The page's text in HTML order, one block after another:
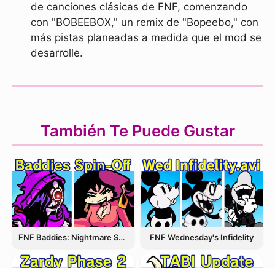
de canciones clásicas de FNF, comenzando
con "BOBEEBOX," un remix de "Bopeebo," con
más pistas planeadas a medida que el mod se
desarrolle.
También Te Puede Gustar
FNF Baddies: Nightmare Spin Off FNF Wednesday's Infidelity